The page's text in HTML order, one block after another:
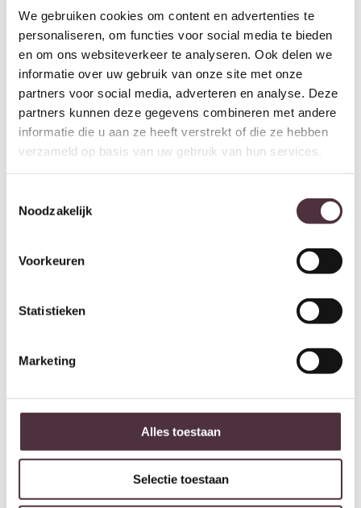
We gebruiken cookies om content en advertenties te
personaliseren, om functies voor social media te bieden
en om ons websiteverkeer te analyseren. Ook delen we
informatie over uw gebruik van onze site met onze
partners voor social media, adverteren en analyse. Deze
partners kunnen deze gegevens combineren met andere
informatie die u aan ze heeft verstrekt of die ze hebben
verzameld op basis van uw gebruik van hun services.
Noodzakelijk
Voorkeuren
Statistieken
Marketing
Alles toestaan
Selectie toestaan
Starfurn Bijzettafel Lume
By-Boo Coffeetable Squand
Richmond Interiors Bijzettafel
285,00
Foley brass antique
€166,00